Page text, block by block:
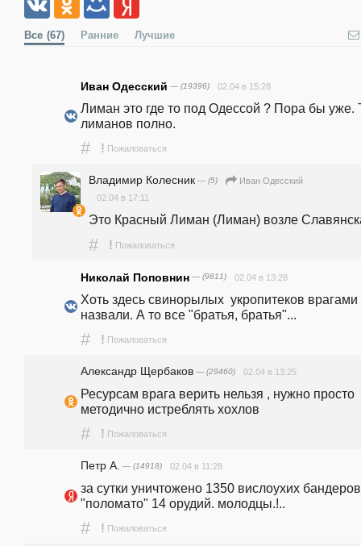
Все (67) Ранние Лучшие
Иван Одесский — (19396) 02.04 в 15:28
Лиман это где то под Одессой ? Пора бы уже.
лиманов полно.
# ! Пожаловаться
Владимир Колесник — (5)
Иван Одесский
02.04 в 17:11
Это Красный Лиман (Лиман) возле
# ! Пожаловаться
Николай Поповнин — (9811) 02.04 в 13:28
Хоть здесь свинорылых  укропитеков врагами
назвали. А то все "братья, братья"...
# ! Пожаловаться
Александр Щербаков — (29460) 02.04 в 13:25
Ресурсам врага верить нельзя , нужно просто
методично истреблять хохлов
# ! Пожаловаться
Петр А. — (14918) 02.04 в 11:28
за сутки уничтожено 1350 вислоухих
"поломато" 14 орудий. молодцы.!..
# ! Пожаловаться